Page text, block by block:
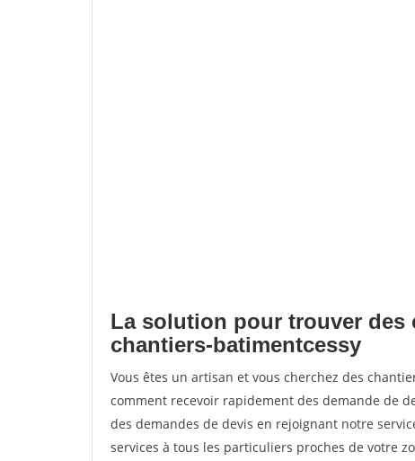
La solution pour trouver des
chantiers-batimentcessy
Vous êtes un artisan et vous cherchez des
comment recevoir rapidement des demande de
des demandes de devis en rejoignant notre
services à tous les particuliers proches de votre